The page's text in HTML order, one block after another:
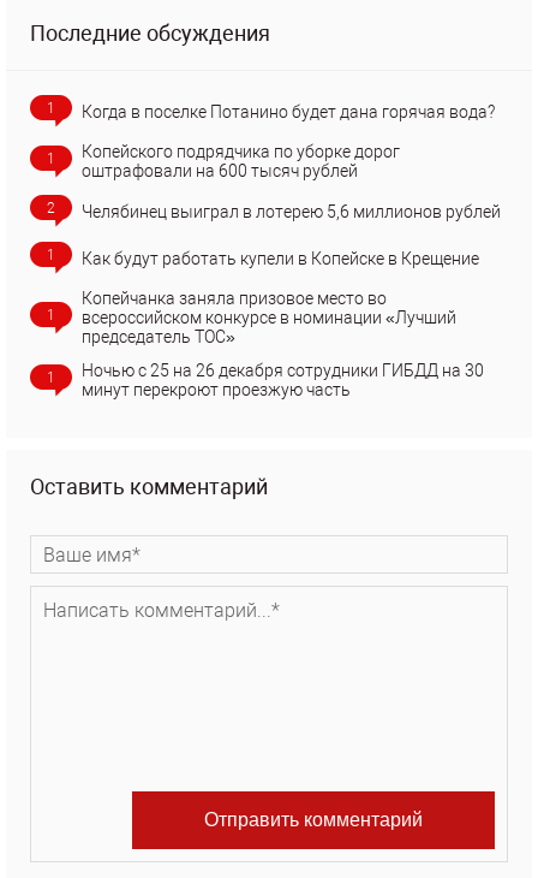
Последние обсуждения
1 Когда в поселке Потанино будет дана горячая вода?
1
Копейского подрядчика по уборке дорог
оштрафовали на 600 тысяч рублей
2 Челябинец выиграл в лотерею 5,6 миллионов рублей
1 Как будут работать купели в Копейске в Крещение
1
Копейчанка заняла призовое место во
всероссийском конкурсе в номинации «Лучший
председатель ТОС»
1
Ночью с 25 на 26 декабря сотрудники ГИБДД на 30
минут перекроют проезжую часть
Оставить комментарий